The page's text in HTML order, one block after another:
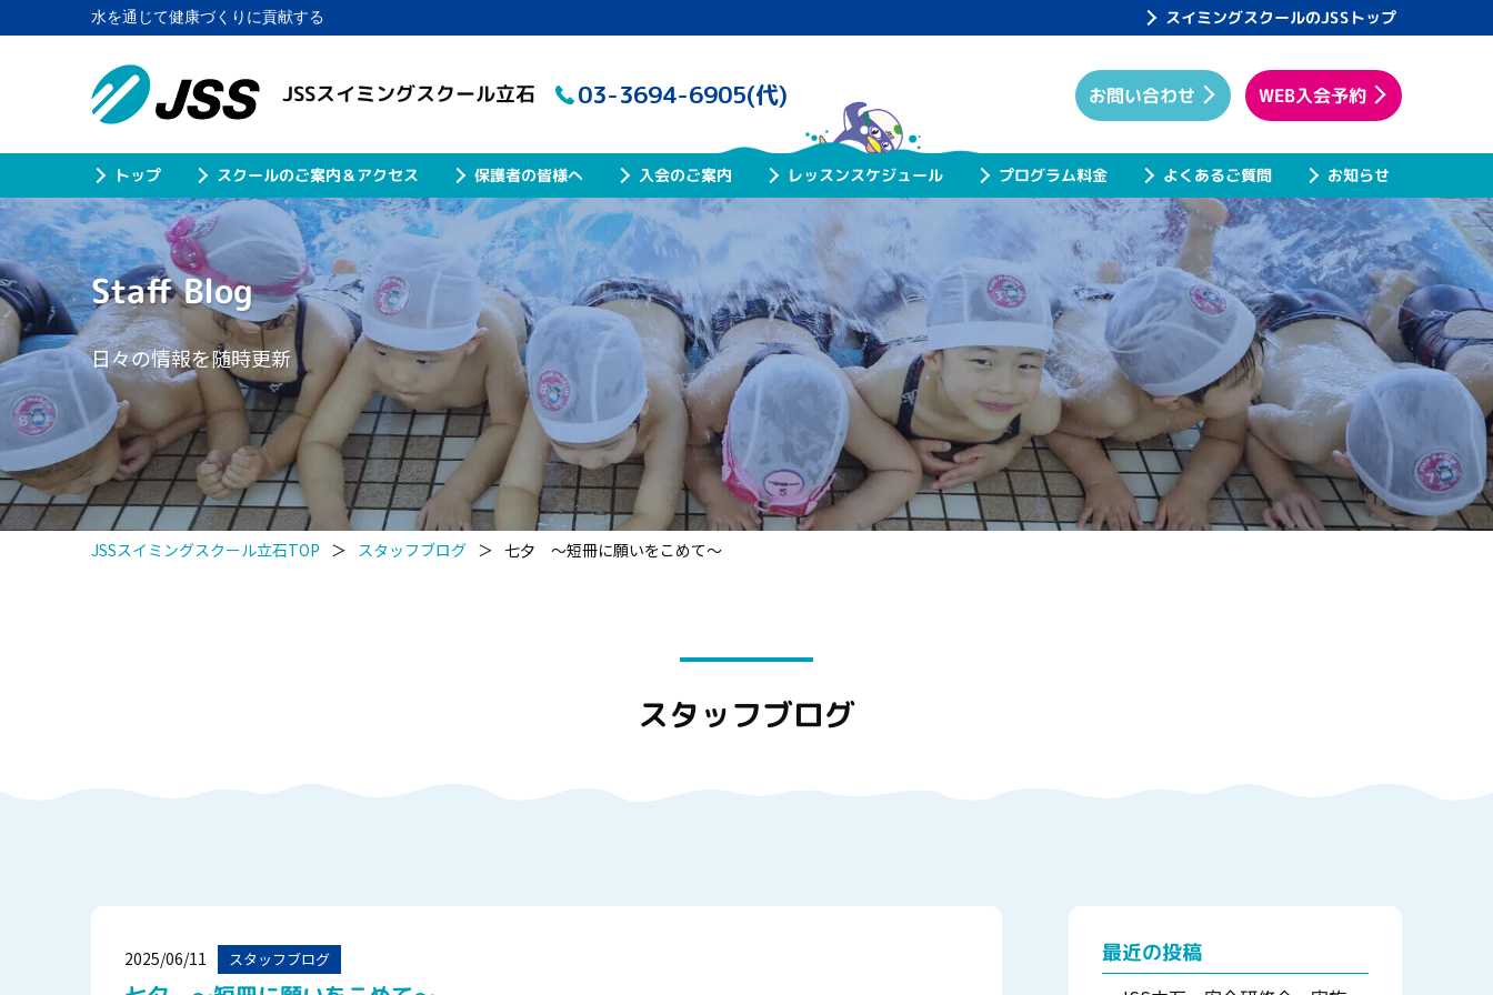
水を通じて健康づくりに貢献する スイミングスクールのJSSトップ
JSSスイミングスクール立石 03-3694-6905(代)
トップ スクールのご案内＆アクセス 保護者の皆様へ 入会のご案内 レッスンスケジュール プログラム料金 よくあるご質問 お知らせ
お問い合わせ WEB入会予約
Staff Blog
日々の情報を随時更新
JSSスイミングスクール立石TOP ＞ スタッフブログ ＞ 七夕 ～短冊に願いをこめて～
スタッフブログ
2025/06/11 スタッフブログ 最近の投稿